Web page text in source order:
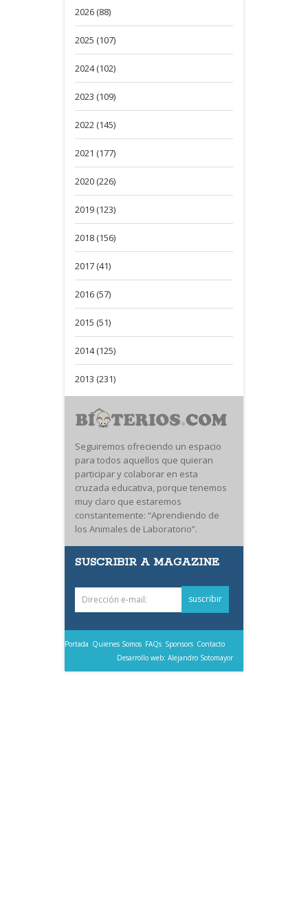
2026 (88)
2025 (107)
2024 (102)
2023 (109)
2022 (145)
2021 (177)
2020 (226)
2019 (123)
2018 (156)
2017 (41)
2016 (57)
2015 (51)
2014 (125)
2013 (231)
Seguiremos ofreciendo un espacio
para todos aquellos que quieran
participar y colaborar en esta
cruzada educativa, porque tenemos
muy claro que estaremos
constantemente: “Aprendiendo de
los Animales de Laboratorio”.
SUSCRIBIR A MAGAZINE
Portada Quienes Somos FAQs Sponsors Contacto
Desarrollo web: Alejandro Sotomayor